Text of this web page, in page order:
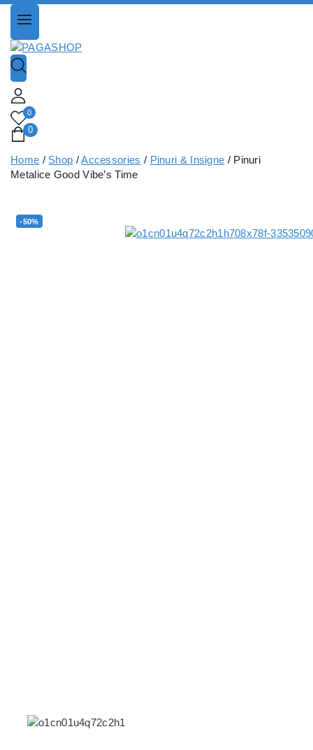
0
0
Home / Shop /Accessories / Pinuri & Insigne / Pinuri
Metalice Good Vibe’s Time
-50%